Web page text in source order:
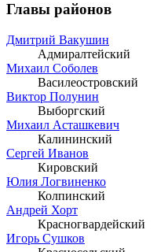
Главы районов
Дмитрий Вакушин
Адмиралтейский
Михаил Соболев
Василеостровский
Виктор Полунин
Выборгский
Михаил Асташкевич
Калининский
Сергей Иванов
Кировский
Юлия Логвиненко
Колпинский
Андрей Хорт
Красногвардейский
Игорь Сушков